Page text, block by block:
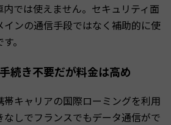
内では使えません。セキュリティ面
インの通信手段ではなく補助的に使
。
続き不要だが料金は高め
帯キャリアの国際ローミングを利用
しでフランスでもデータ通信がで